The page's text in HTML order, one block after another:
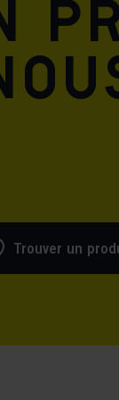
Trouver un